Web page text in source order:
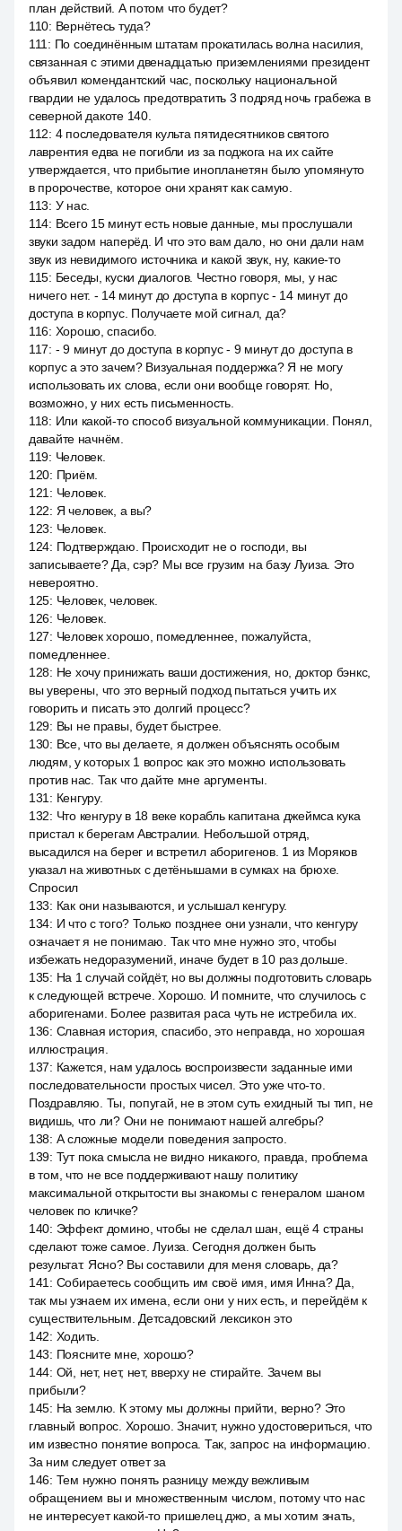
план действий. А потом что будет?
110: Вернётесь туда?
111 : По соединённым штатам прокатилась волна насилия,
связанная с этими двенадцатью приземлениями президент
объявил комендантский час, поскольку национальной
гвардии не удалось предотвратить 3 подряд ночь грабежа в
северной дакоте 140.
112: 4 последователя культа пятидесятников святого
лаврентия едва не погибли из за поджога на их сайте
утверждается, что прибытие инопланетян было упомянуто
в пророчестве, которое они хранят как самую.
113: У нас.
114: Всего 15 минут есть новые данные, мы прослушали
звуки задом наперёд. И что это вам дало, но они дали нам
звук из невидимого источника и какой звук, ну, какие-то
115: Беседы, куски диалогов. Честно говоря, мы, у нас
ничего нет. - 14 минут до доступа в корпус - 14 минут до
доступа в корпус. Получаете мой сигнал, да?
116: Хорошо, спасибо.
117: - 9 минут до доступа в корпус - 9 минут до доступа в
корпус а это зачем? Визуальная поддержка? Я не могу
использовать их слова, если они вообще говорят. Но,
возможно, у них есть письменность.
118: Или какой-то способ визуальной коммуникации. Понял,
давайте начнём.
119: Человек.
120: Приём.
121 : Человек.
122: Я человек, а вы?
123: Человек.
124: Подтверждаю. Происходит не о господи, вы
записываете? Да, сэр? Мы все грузим на базу Луиза. Это
невероятно.
125: Человек, человек.
126: Человек.
127: Человек хорошо, помедленнее, пожалуйста,
помедленнее.
128: Не хочу принижать ваши достижения, но, доктор бэнкс,
вы уверены, что это верный подход пытаться учить их
говорить и писать это долгий процесс?
129: Вы не правы, будет быстрее.
130: Все, что вы делаете, я должен объяснять особым
людям, у которых 1 вопрос как это можно использовать
против нас. Так что дайте мне аргументы.
131 : Кенгуру.
132: Что кенгуру в 18 веке корабль капитана джеймса кука
пристал к берегам Австралии. Небольшой отряд,
высадился на берег и встретил аборигенов. 1 из Моряков
указал на животных с детёнышами в сумках на брюхе.
Спросил
133: Как они называются, и услышал кенгуру.
134: И что с того? Только позднее они узнали, что кенгуру
означает я не понимаю. Так что мне нужно это, чтобы
избежать недоразумений, иначе будет в 10 раз дольше.
135: На 1 случай сойдёт, но вы должны подготовить словарь
к следующей встрече. Хорошо. И помните, что случилось с
аборигенами. Более развитая раса чуть не истребила их.
136: Славная история, спасибо, это неправда, но хорошая
иллюстрация.
137: Кажется, нам удалось воспроизвести заданные ими
последовательности простых чисел. Это уже что-то.
Поздравляю. Ты, попугай, не в этом суть ехидный ты тип, не
видишь, что ли? Они не понимают нашей алгебры?
138: А сложные модели поведения запросто.
139: Тут пока смысла не видно никакого, правда, проблема
в том, что не все поддерживают нашу политику
максимальной открытости вы знакомы с генералом шаном
человек по кличке?
140: Эффект домино, чтобы не сделал шан, ещё 4 страны
сделают тоже самое. Луиза. Сегодня должен быть
результат. Ясно? Вы составили для меня словарь, да?
141 : Собираетесь сообщить им своё имя, имя Инна? Да,
так мы узнаем их имена, если они у них есть, и перейдём к
существительным. Детсадовский лексикон это
142: Ходить.
143: Поясните мне, хорошо?
144: Ой, нет, нет, нет, вверху не стирайте. Зачем вы
прибыли?
145: На землю. К этому мы должны прийти, верно? Это
главный вопрос. Хорошо. Значит, нужно удостовериться, что
им известно понятие вопроса. Так, запрос на информацию.
За ним следует ответ за
146: Тем нужно понять разницу между вежливым
обращением вы и множественным числом, потому что нас
не интересует какой-то пришелец джо, а мы хотим знать,